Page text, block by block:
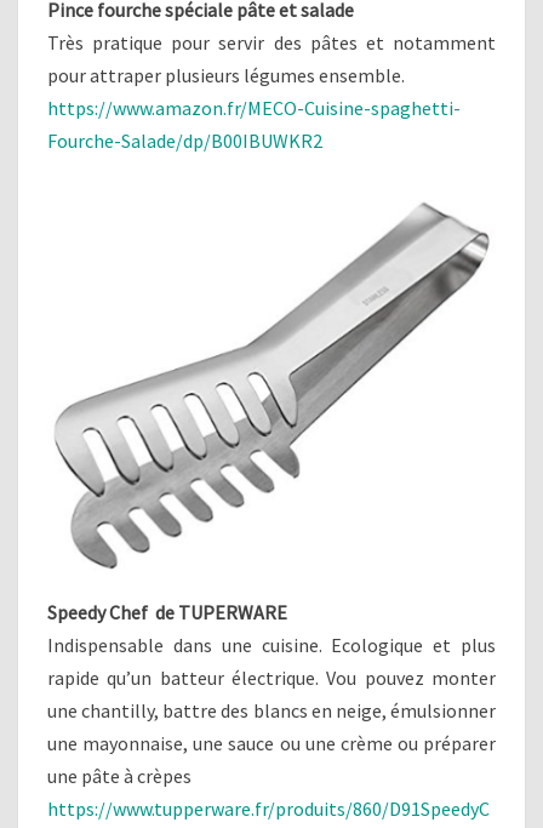
Pince fourche spéciale pâte et salade
Très pratique pour servir des pâtes et notamment
pour attraper plusieurs légumes ensemble.
https://www.amazon.fr/MECO-Cuisine-spaghetti-
Fourche-Salade/dp/B00IBUWKR2
Speedy Chef de TUPERWARE
Indispensable dans une cuisine. Ecologique et plus
rapide qu’un batteur électrique. Vou pouvez monter
une chantilly, battre des blancs en neige, émulsionner
une mayonnaise, une sauce ou une crème ou préparer
une pâte à crèpes
https://www.tupperware.fr/produits/860/D91SpeedyC